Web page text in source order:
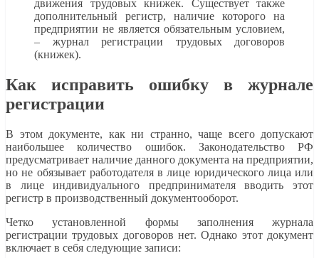
движения трудовых книжек. Существует также
дополнительный регистр, наличие которого на
предприятии не является обязательным условием,
– журнал регистрации трудовых договоров
(книжек).
Как исправить ошибку в журнале
регистрации
В этом документе, как ни странно, чаще всего допускают
наибольшее количество ошибок. Законодательство РФ
предусматривает наличие данного документа на предприятии,
но не обязывает работодателя в лице юридического лица или
в лице индивидуального предпринимателя вводить этот
регистр в производственный документооборот.
Четко установленной формы заполнения журнала
регистрации трудовых договоров нет. Однако этот документ
включает в себя следующие записи: